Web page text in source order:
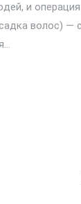
и
волос) —